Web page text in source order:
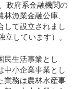
政府系金融機関の
漁業金融公庫、
して設立されまし
しています）。
民生活事業とし
中小企業事業とし
業務は農林水産事